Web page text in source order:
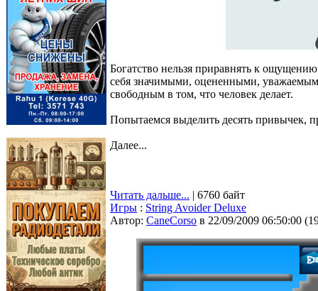
Богатство нельзя приравнять к
себя значимыми, оцененными,
свободным в том, что человек делает.
Попытаемся выделить десять привычек,
Далее...
Читать дальше... | 6760 байт
Игры : String Avoider Deluxe
Автор: CaneCorso в 22/09/2009 06:50:00 (